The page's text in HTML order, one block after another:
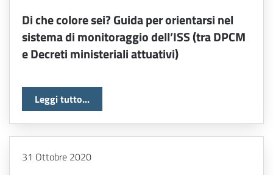
Di che colore sei? Guida per orientarsi nel
sistema di monitoraggio dell’ISS (tra DPCM
e Decreti ministeriali attuativi)
Leggi tutto...
31 Ottobre 2020